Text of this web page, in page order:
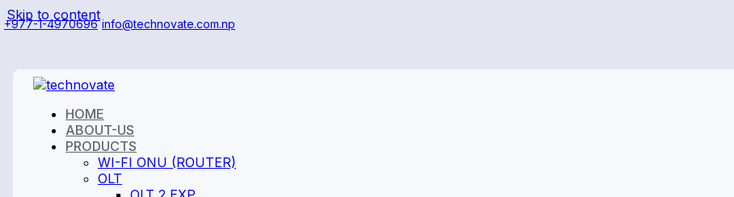
Skip to content
+977-1-4970696 info@technovate.com.np
HOME
ABOUT-US
PRODUCTS
WI-FI ONU (ROUTER)
OLT